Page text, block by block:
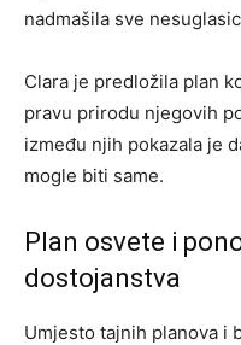
nadmašila sve
Clara je predložila plan
pravu prirodu njegovih
između njih pokazala je
mogle biti same.
Plan osvete i
dostojanstva
Umjesto tajnih planova i